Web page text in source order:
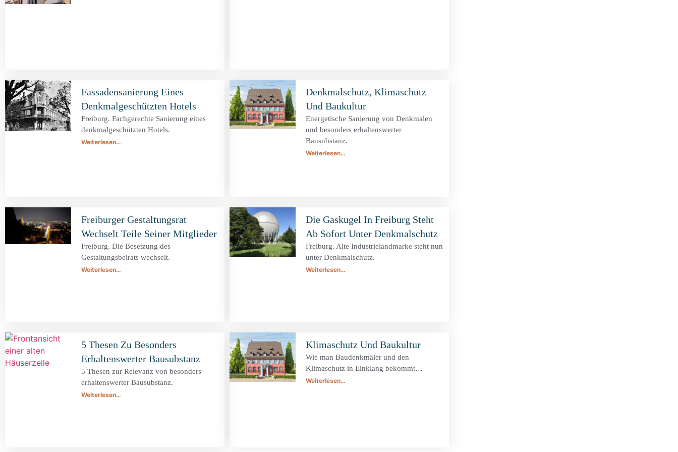
Fassadensanierung Eines
Denkmalgeschützten Hotels
Freiburg. Fachgerechte Sanierung eines
denkmalgeschützten Hotels.
Weiterlesen…
Denkmalschutz, Klimaschutz
Und Baukultur
Energetische Sanierung von Denkmalen
und besonders erhaltenswerter
Bausubstanz.
Weiterlesen…
Freiburger Gestaltungsrat
Wechselt Teile Seiner Mitglieder
Freiburg. Die Besetzung des
Gestaltungsbeirats wechselt.
Weiterlesen…
Die Gaskugel In Freiburg Steht
Ab Sofort Unter Denkmalschutz
Freiburg. Alte Industrielandmarke steht nun
unter Denkmalschutz.
Weiterlesen…
5 Thesen Zu Besonders
Erhaltenswerter Bausubstanz
5 Thesen zur Relevanz von besonders
erhaltenswerter Bausubstanz.
Weiterlesen…
Klimaschutz Und Baukultur
Wie man Baudenkmäler und den
Klimaschutz in Einklang bekommt…
Weiterlesen…